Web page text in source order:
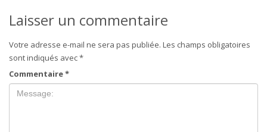
Laisser un commentaire
Votre adresse e-mail ne sera pas publiée. Les champs obligatoires
sont indiqués avec*
Commentaire*